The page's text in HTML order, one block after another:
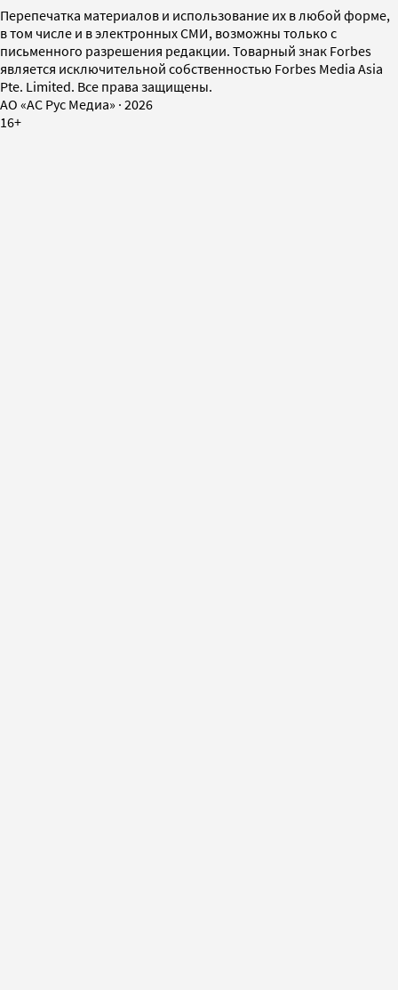
Перепечатка материалов и использование их в любой форме,
в том числе и в электронных СМИ, возможны только с
письменного разрешения редакции. Товарный знак Forbes
является исключительной собственностью Forbes Media Asia
Pte. Limited. Все права защищены.
AO «АС Рус Медиа» · 2026
16+